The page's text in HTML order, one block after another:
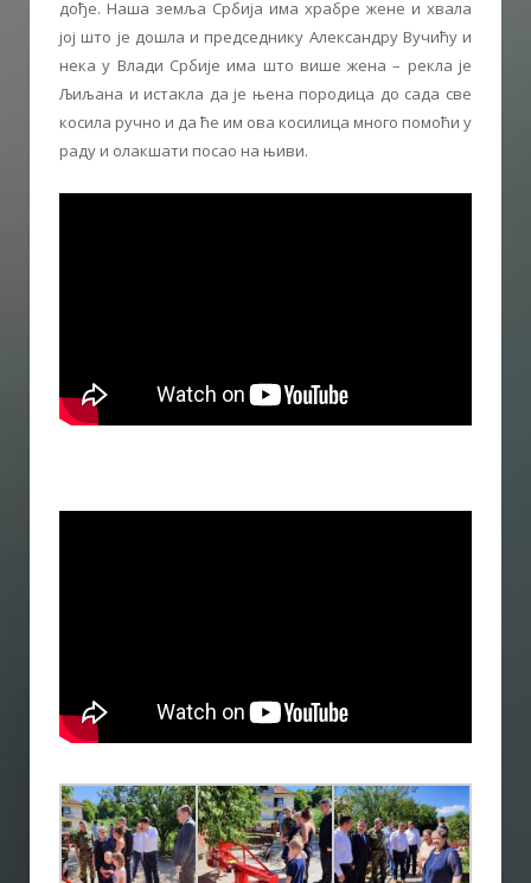
дође. Наша земља Србија има храбре жене и хвала
јој што је дошла и председнику Александру Вучићу и
нека у Влади Србије има што више жена – рекла је
Љиљана и истакла да је њена породица до сада све
косила ручно и да ће им ова косилица много помоћи у
раду и олакшати посао на њиви.